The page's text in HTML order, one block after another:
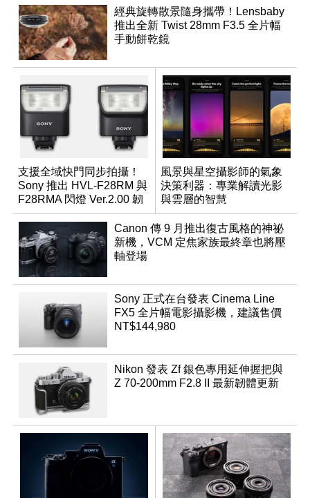
經典旋轉散景隨身攜帶！Lensbaby
推出全新 Twist 28mm F3.5 全片幅
手動餅乾鏡
支援全域快門同步拍攝！
Sony 推出 HVL-F28RM 與
F28RMA 閃燈 Ver.2.00 韌
體
風景與星空攝影師的氣象
決策利器：專業解讀光影
與雲層的智慧
App「Atmos」登場
Canon 傳 9 月推出復古風格的神祕
新機，VCM 定焦家族最終章也將壓
軸登場
Sony 正式在台發表 Cinema Line
FX5 全片幅電影攝影機，建議售價
NT$144,980
Nikon 發表 Zf 銀色專用延伸握把與
Z 70-200mm F2.8 II 最新韌體更新